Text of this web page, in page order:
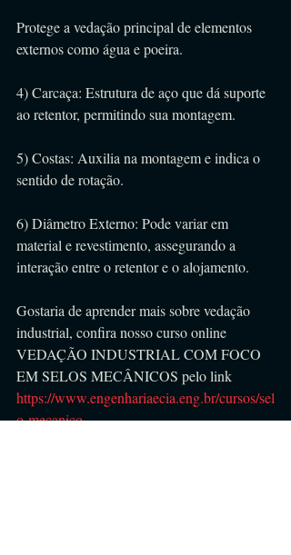
Protege a vedação principal de elementos
externos como água e poeira.
4) Carcaça: Estrutura de aço que dá suporte
ao retentor, permitindo sua montagem.
5) Costas: Auxilia na montagem e indica o
sentido de rotação.
6) Diâmetro Externo: Pode variar em
material e revestimento, assegurando a
interação entre o retentor e o alojamento.
Gostaria de aprender mais sobre vedação
industrial, confira nosso curso online
VEDAÇÃO INDUSTRIAL COM FOCO
EM SELOS MECÂNICOS pelo link
https://www.engenhariaecia.eng.br/cursos/sel
o-mecanico